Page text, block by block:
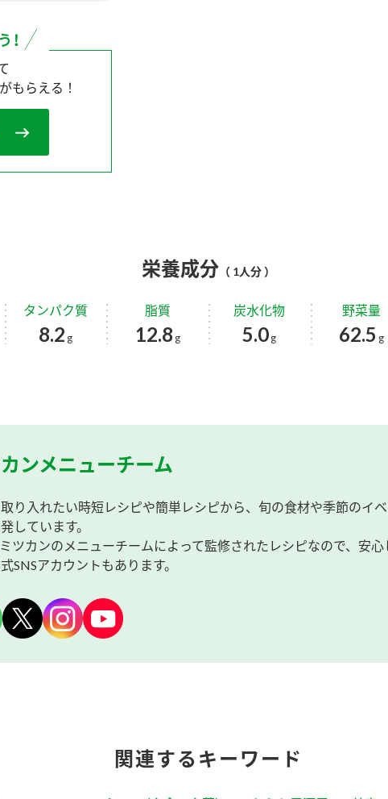
もらえる！
栄養成分 （ 1人分 ）
タンパク質
8.2 g
脂質
12.8 g
炭水化物
5.0g
野菜量
62.5 g
ンメニューチーム
取り入れたい時短レシピや簡単レシピから、旬の食材や季節のイ
しています。
ツカンのメニューチームによって監修されたレシピなので、安心
SNSアカウントもあります。
関連するキーワード